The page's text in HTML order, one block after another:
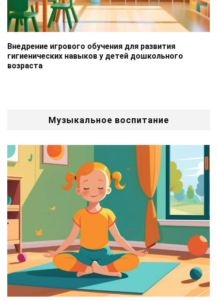
Внедрение игрового обучения для развития
гигиенических навыков у детей дошкольного
возраста
Музыкальное воспитание